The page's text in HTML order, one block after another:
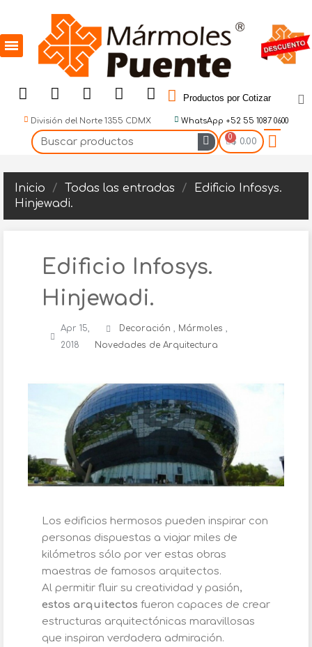
Productos por Cotizar
División del Norte 1355 CDMX WhatsApp +52 55 1087 0600
$ 0.00
Inicio Todas las entradas
Edificio Infosys.
Hinjewadi.
Edificio Infosys.
Hinjewadi.
Apr 15,
2018
Decoración, Mármoles,
Novedades de Arquitectura
Los edificios hermosos pueden inspirar con
personas dispuestas a viajar miles de
kilómetros sólo por ver estas obras
maestras de famosos arquitectos.
Al permitir fluir su creatividad y pasión,
estos arquitectos fueron capaces de crear
estructuras arquitectónicas maravillosas
que inspiran verdadera admiración.